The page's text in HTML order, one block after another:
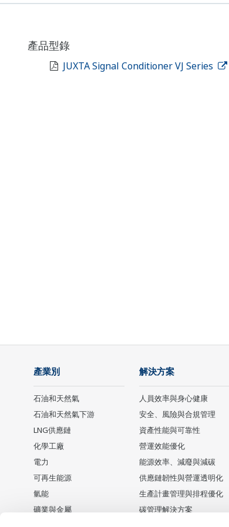
產品型錄
JUXTA Signal Conditioner VJ Series
產業別
石油和天然氣
石油和天然氣下游
LNG供應鏈
化學工廠
電力
可再生能源
氫能
礦業與金屬
解決方案
人員效率與身心健康
安全、風險與合規管理
資產性能與可靠性
營運效能優化
能源效率、減廢與減碳
供應鏈韌性與營運透明化
生產計畫管理與排程優化
碳管理解決方案